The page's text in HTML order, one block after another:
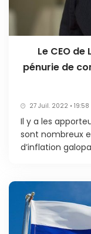
Le CEO
pénurie de
27 Juil. 2022 • 19:58
Il y a les
sont nombreux
d’inflation